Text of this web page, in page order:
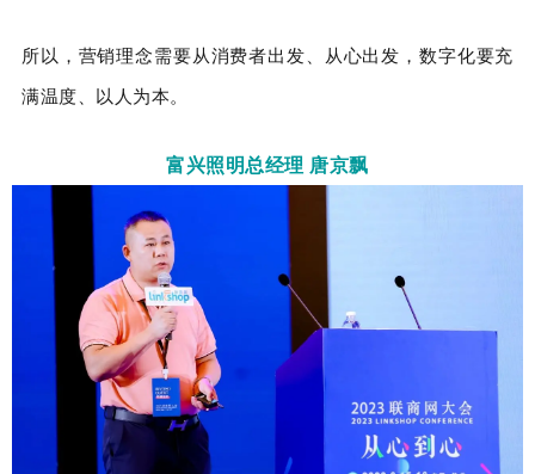
所以，营销理念需要从消费者出发、从心出发，数字化要充
满温度、以人为本。
富兴照明总经理 唐京飘